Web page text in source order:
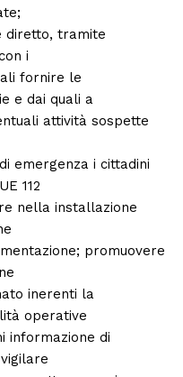
diretto, tramite
i
fornire le
e dai quali a
attività sospette
emergenza i cittadini
112
nella installazione
promuovere
inerenti la
operative
informazione di